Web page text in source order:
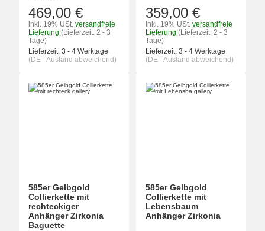
469,00 €
inkl. 19% USt. versandfreie
Lieferung (Lieferzeit: 2 - 3
Tage)
Lieferzeit: 3 - 4 Werktage
(DE - Ausland abweichend)
359,00 €
inkl. 19% USt. versandfreie
Lieferung (Lieferzeit: 2 - 3
Tage)
Lieferzeit: 3 - 4 Werktage
(DE - Ausland abweichend)
585er Gelbgold
Collierkette mit
rechteckiger
Anhänger Zirkonia
Baguette
585er Gelbgold
Collierkette mit
Lebensbaum
Anhänger Zirkonia